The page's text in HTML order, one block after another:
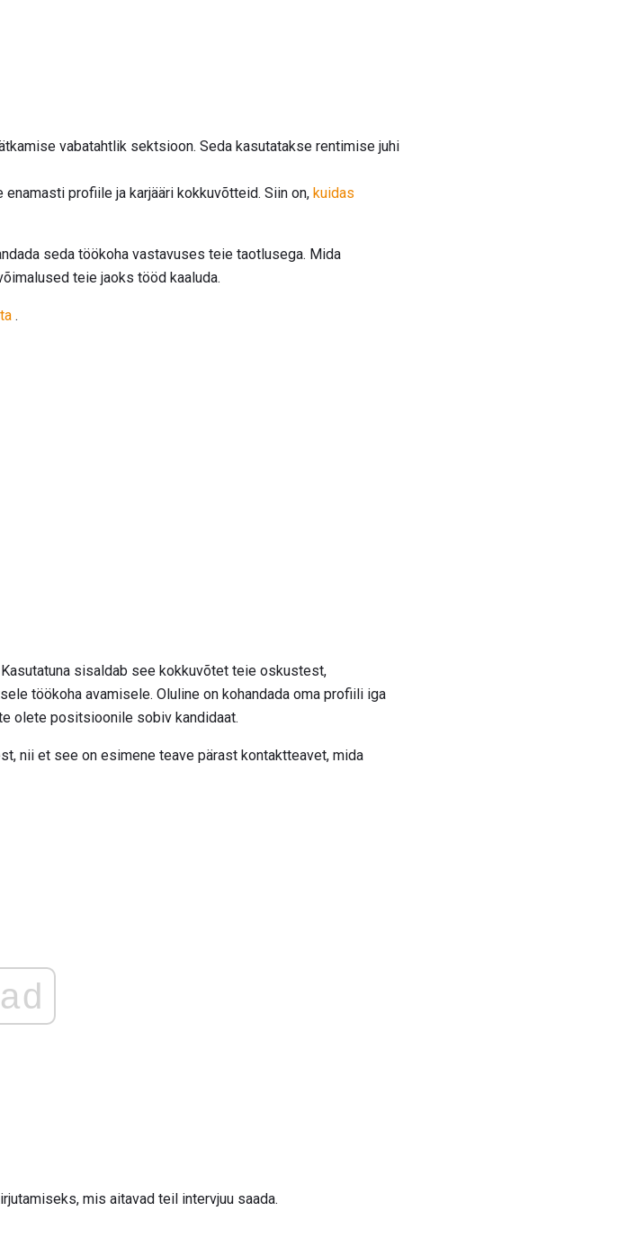
vabatahtlik sektsioon. Seda kasutatakse rentimise juhi
profiile ja karjääri kokkuvõtteid. Siin on, kuidas
seda töökoha vastavuses teie taotlusega. Mida
teie jaoks tööd kaaluda.
.
sisaldab see kokkuvõtet teie oskustest,
töökoha avamisele. Oluline on kohandada oma profiili iga
olete positsioonile sobiv kandidaat.
nii et see on esimene teave pärast kontaktteavet, mida
ad
mis aitavad teil intervjuu saada.